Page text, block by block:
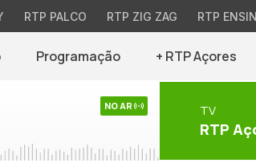
RTP PALCO RTP ZIG ZAG RTP
Programação + RTP Açores
NO AR TV
RTP